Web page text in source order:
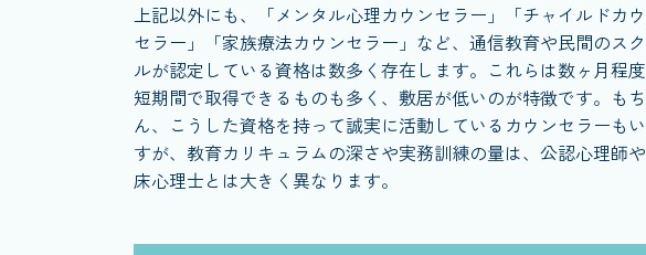
上記以外にも、「メンタル心理カウンセラー」「チャイルドカ
セラー」「家族療法カウンセラー」など、通信教育や民間のス
ルが認定している資格は数多く存在します。これらは数ヶ月程
短期間で取得できるものも多く、敷居が低いのが特徴です。も
ん、こうした資格を持って誠実に活動しているカウンセラーも
すが、教育カリキュラムの深さや実務訓練の量は、公認心理師
床心理士とは大きく異なります。